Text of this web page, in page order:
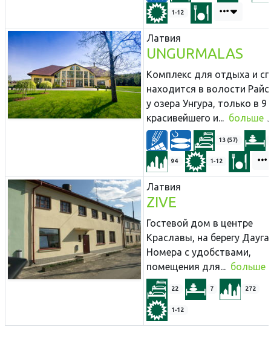
1-12
Латвия
UNGURMALAS
Комплекс для отдыха и
находится в волости
у озера Унгура, только в 9
красивейшего и...
больше
13 (57)
94 1-12
Латвия
ZIVE
Гостевой дом в центре
Краславы, на берегу
Номера с удобствами,
помещения для...
больше
22 7 272
1-12